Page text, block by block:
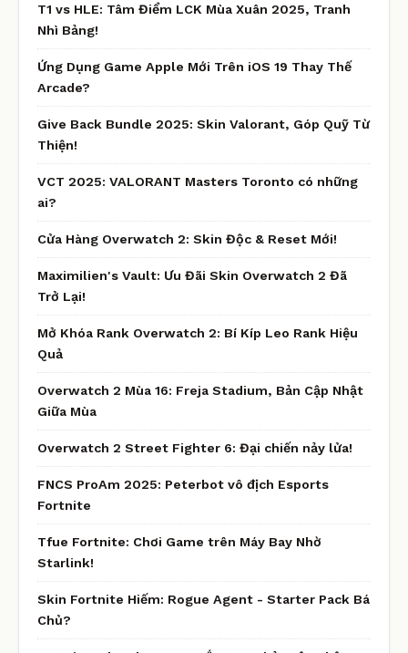
T1 vs HLE: Tâm Điểm LCK Mùa Xuân 2025, Tranh
Nhì Bảng!
Ứng Dụng Game Apple Mới Trên iOS 19 Thay Thế
Arcade?
Give Back Bundle 2025: Skin Valorant, Góp Quỹ Từ
Thiện!
VCT 2025: VALORANT Masters Toronto có những
ai?
Cửa Hàng Overwatch 2: Skin Độc & Reset Mới!
Maximilien's Vault: Ưu Đãi Skin Overwatch 2 Đã
Trở Lại!
Mở Khóa Rank Overwatch 2: Bí Kíp Leo Rank Hiệu
Quả
Overwatch 2 Mùa 16: Freja Stadium, Bản Cập Nhật
Giữa Mùa
Overwatch 2 Street Fighter 6: Đại chiến nảy lửa!
FNCS ProAm 2025: Peterbot vô địch Esports
Fortnite
Tfue Fortnite: Chơi Game trên Máy Bay Nhờ
Starlink!
Skin Fortnite Hiếm: Rogue Agent - Starter Pack Bá
Chủ?